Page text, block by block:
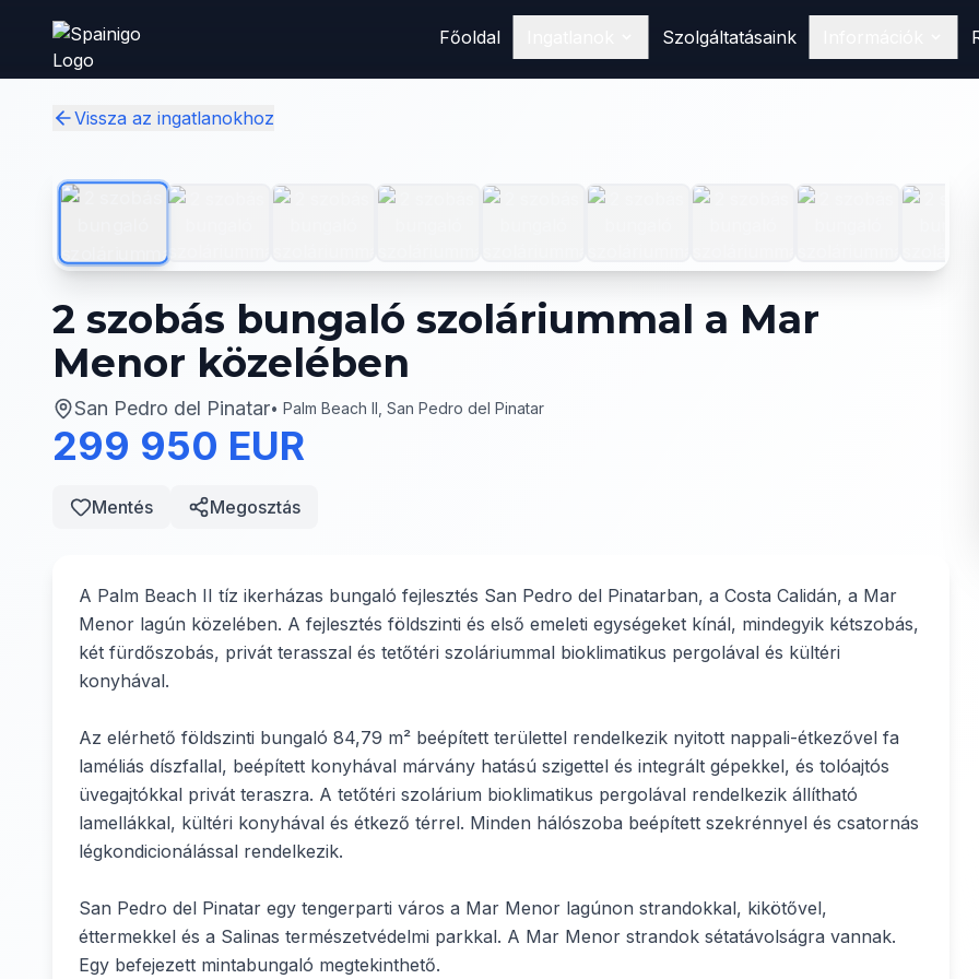
Főoldal
Vásárlás
Hirdesd ingatlanodat nálunk
Szolgáltatásaink
Vissza az ingatlanokhoz
2 szobás bungaló szoláriummal a Mar
Menor közelében
San Pedro del Pinatar• Palm Beach II, San Pedro del Pinatar
299 950 EUR
Mentés Megosztás
A Palm Beach II tíz ikerházas bungaló fejlesztés San Pedro del Pinatarban, a Costa Calidán, a Mar
Menor lagún közelében. A fejlesztés földszinti és első emeleti egységeket kínál, mindegyik kétszobás,
két fürdőszobás, privát terasszal és tetőtéri szoláriummal bioklimatikus pergolával és kültéri
konyhával.
Az elérhető földszinti bungaló 84,79 m² beépített területtel rendelkezik nyitott nappali-étkezővel fa
laméliás díszfallal, beépített konyhával márvány hatású szigettel és integrált gépekkel, és tolóajtós
üvegajtókkal privát teraszra. A tetőtéri szolárium bioklimatikus pergolával rendelkezik állítható
lamellákkal, kültéri konyhával és étkező térrel. Minden hálószoba beépített szekrénnyel és csatornás
légkondicionálással rendelkezik.
San Pedro del Pinatar egy tengerparti város a Mar Menor lagúnon strandokkal, kikötővel,
éttermekkel és a Salinas természetvédelmi parkkal. A Mar Menor strandok sétatávolságra vannak.
Egy befejezett mintabungaló megtekinthető.